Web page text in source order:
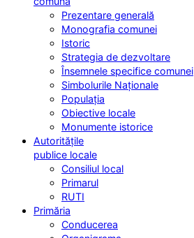
Prezentare generală
Monografia comunei
Istoric
Strategia de dezvoltare
Însemnele specifice comunei
Simbolurile Naționale
Populația
Obiective locale
Monumente istorice
Autoritățile
publice locale
Consiliul local
Primarul
RUTI
Primăria
Conducerea